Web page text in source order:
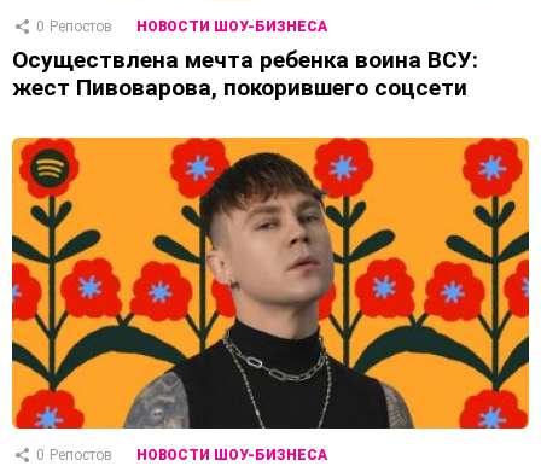
0 Репостов НОВОСТИ ШОУ-БИЗНЕСА
Осуществлена ​​мечта ребенка воина ВСУ:
жест Пивоварова, покорившего соцсети
0 Репостов НОВОСТИ ШОУ-БИЗНЕСА